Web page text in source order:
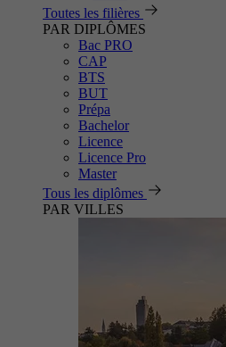
Toutes les filières
PAR DIPLÔMES
Bac PRO
CAP
BTS
BUT
Prépa
Bachelor
Licence
Licence Pro
Master
Tous les diplômes
PAR VILLES